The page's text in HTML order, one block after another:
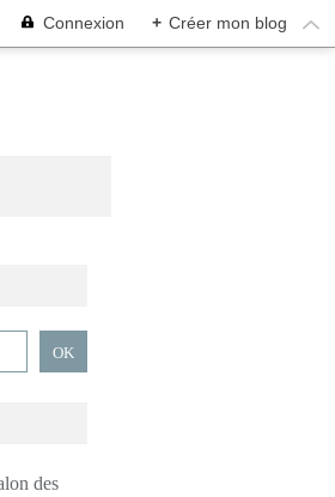
Connexion + Créer mon blog
des